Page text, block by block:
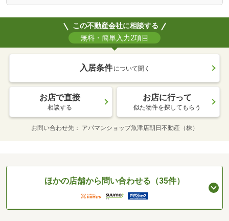
この不動産会社に相談する
無料・簡単入力2項目
入居条件 について聞く
お店で直接
相談する
お店に行って
似た物件を探してもらう
お問い合わせ先 アパマンショップ魚津店朝日不動産（株）
ほかの店舗から問い合わせる（35件）